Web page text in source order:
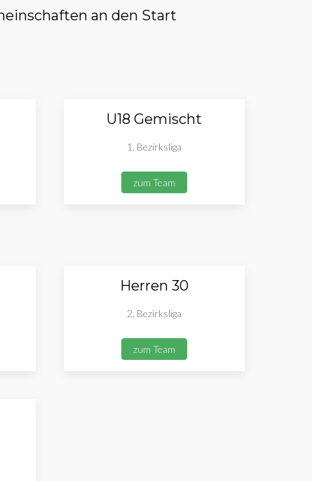
an den Start
U18 Gemischt
1. Bezirksliga
zum Team
Herren 30
2. Bezirksliga
zum Team